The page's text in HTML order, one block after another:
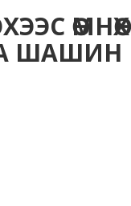
ӨМНӨХ
ШАШИН